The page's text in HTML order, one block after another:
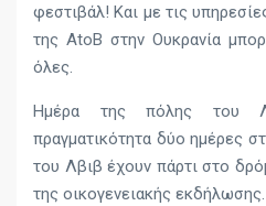
φεστιβάλ! Και με τις
της AtoB στην Ουκρανία
όλες.
Ημέρα της πόλης του
πραγματικότητα δύο ημέρες
του Λβιβ έχουν πάρτι στο
της οικογενειακής